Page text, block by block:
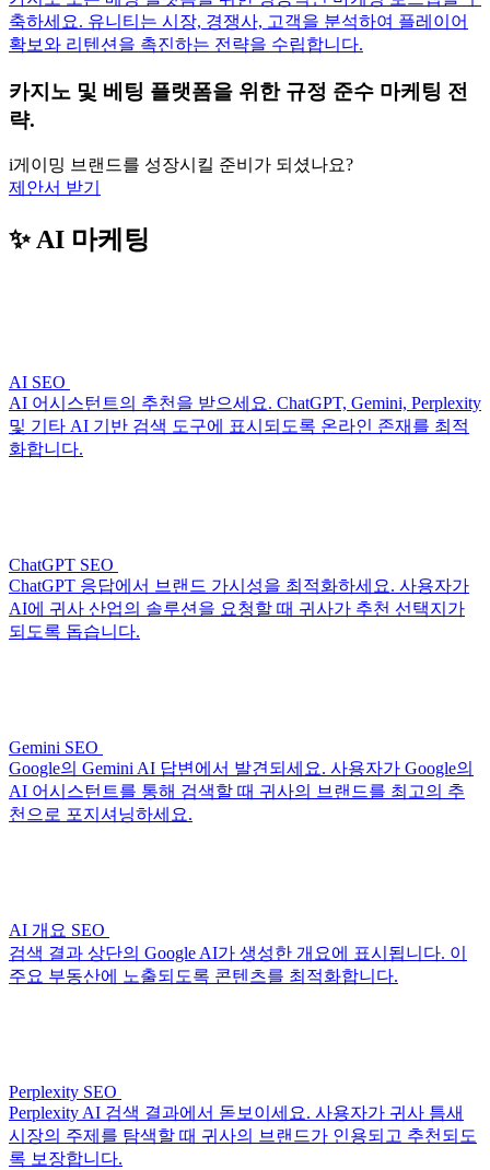
축하세요. 유니티는 시장, 경쟁사, 고객을 분석하여 플레이어
확보와 리텐션을 촉진하는 전략을 수립합니다.
카지노 및 베팅 플랫폼을 위한 규정 준수 마케팅 전
략.
i게이밍 브랜드를 성장시킬 준비가 되셨나요?
제안서 받기
✨ AI 마케팅
AI SEO
AI 어시스턴트의 추천을 받으세요. ChatGPT, Gemini, Perplexity
및 기타 AI 기반 검색 도구에 표시되도록 온라인 존재를 최적
화합니다.
ChatGPT SEO
ChatGPT 응답에서 브랜드 가시성을 최적화하세요. 사용자가
AI에 귀사 산업의 솔루션을 요청할 때 귀사가 추천 선택지가
되도록 돕습니다.
Gemini SEO
Google의 Gemini AI 답변에서 발견되세요. 사용자가 Google의
AI 어시스턴트를 통해 검색할 때 귀사의 브랜드를 최고의 추
천으로 포지셔닝하세요.
AI 개요 SEO
검색 결과 상단의 Google AI가 생성한 개요에 표시됩니다. 이
주요 부동산에 노출되도록 콘텐츠를 최적화합니다.
Perplexity SEO
Perplexity AI 검색 결과에서 돋보이세요. 사용자가 귀사 틈새
시장의 주제를 탐색할 때 귀사의 브랜드가 인용되고 추천되도
록 보장합니다.